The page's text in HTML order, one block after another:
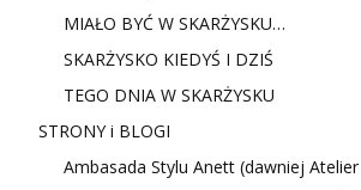
MIAŁO BYĆ W SKARŻYSKU…
SKARŻYSKO KIEDYŚ I DZIŚ
TEGO DNIA W SKARŻYSKU
STRONY i BLOGI
Ambasada Stylu Anett (dawniej